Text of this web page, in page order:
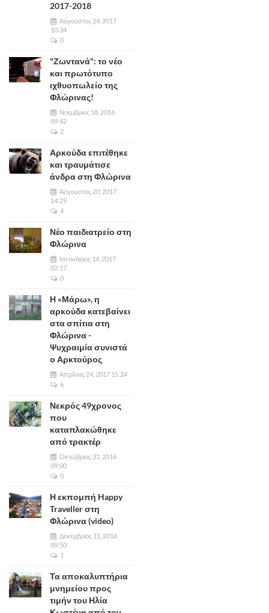
2017-2018
Αύγουστος 24, 2017
10:34
0
"Ζωντανά": το νέο
και πρωτότυπο
ιχθυοπωλείο της
Φλώρινας!
Νοέμβριος 18, 2016
09:42
2
Αρκούδα επιτέθηκε
και τραυμάτισε
άνδρα στη Φλώρινα
Αύγουστος 20, 2017
14:29
4
Νέο παιδιατρείο στη
Φλώρινα
Ιανουάριος 14, 2017
02:17
0
Η «Μάρω», η
αρκούδα κατεβαίνει
στα σπίτια στη
Φλώρινα -
Ψυχραιμία συνιστά
ο Αρκτούρος
Απρίλιος 24, 2017 15:24
6
Νεκρός 49χρονος
που
καταπλακώθηκε
από τρακτέρ
Οκτώβριος 31, 2016
09:00
0
Η εκπομπή Happy
Traveller στη
Φλώρινα (video)
Δεκέμβριος 11, 2016
09:50
1
Τα αποκαλυπτήρια
μνημείου προς
τιμήν του Ηλία